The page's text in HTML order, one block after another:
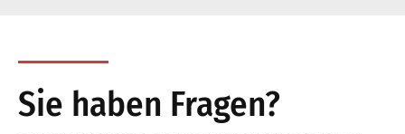
Sie haben Fragen?